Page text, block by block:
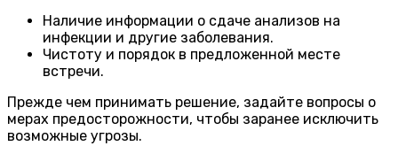
Наличие информации о сдаче анализов на
инфекции и другие заболевания.
Чистоту и порядок в предложенной месте
встречи.
Прежде чем принимать решение, задайте вопросы о
мерах предосторожности, чтобы заранее исключить
возможные угрозы.